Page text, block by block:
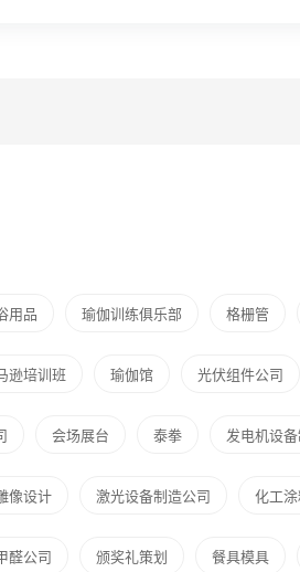
用品 瑜伽训练俱乐部 格栅管
逊培训班 瑜伽馆 光伏组件公司
会场展台 泰拳 发电机设
像设计 激光设备制造公司 化工
醛公司 颁奖礼策划 餐具模具